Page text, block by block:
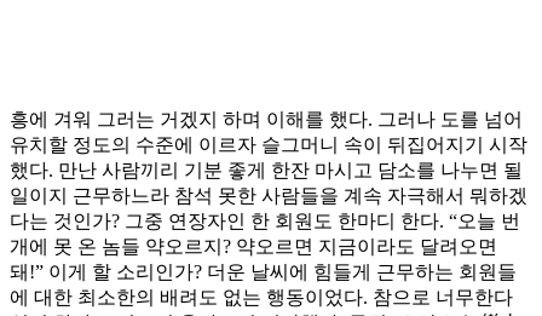
흥에 겨워 그러는 거겠지 하며 이해를 했다. 그러나 도를 넘어
유치할 정도의 수준에 이르자 슬그머니 속이 뒤집어지기 시작
했다. 만난 사람끼리 기분 좋게 한잔 마시고 담소를 나누면 될
일이지 근무하느라 참석 못한 사람들을 계속 자극해서 뭐하겠
다는 것인가? 그중 연장자인 한 회원도 한마디 한다. “오늘 번
개에 못 온 놈들 약오르지? 약오르면 지금이라도 달려오면
돼!” 이게 할 소리인가? 더운 날씨에 힘들게 근무하는 회원들
에 대한 최소한의 배려도 없는 행동이었다. 참으로 너무한다